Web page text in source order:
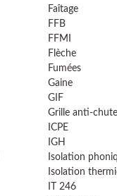
Faîtage
FFB
FFMI
Flèche
Fumées
Gaine
GIF
Grille anti-chute
ICPE
IGH
Isolation
Isolation
IT 246